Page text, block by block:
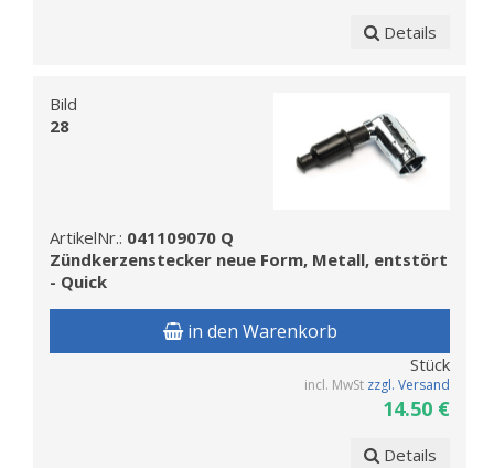
Details
Bild
28
ArtikelNr.: 041109070 Q
Zündkerzenstecker neue Form, Metall, entstört
- Quick
in den Warenkorb
Stück
incl. MwSt zzgl. Versand
14.50 €
Details